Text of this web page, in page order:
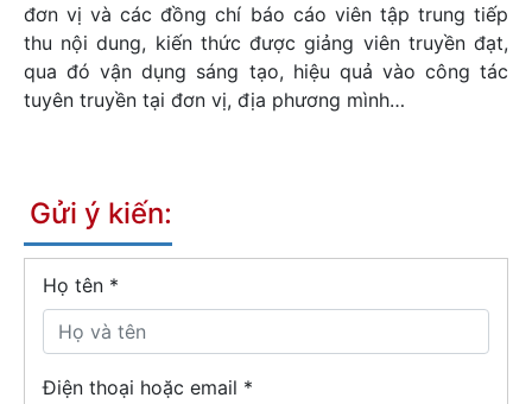
đơn vị và các đồng chí báo cáo viên tập trung tiếp
thu nội dung, kiến thức được giảng viên truyền đạt,
qua đó vận dụng sáng tạo, hiệu quả vào công tác
tuyên truyền tại đơn vị, địa phương mình…
Gửi ý kiến:
Họ tên *
Điện thoại hoặc email *